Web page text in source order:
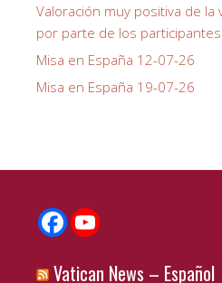
Valoración muy positiva de la
por parte de los participantes
Misa en España 12-07-26
Misa en España 19-07-26
Vatican News – Español